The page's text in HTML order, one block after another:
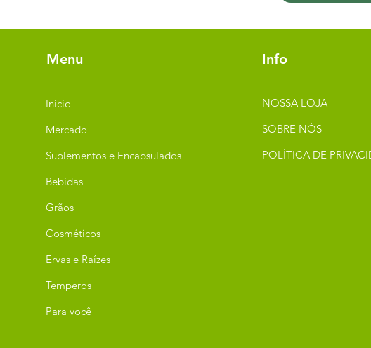
Menu
Início
Mercado
Suplementos e Encapsulados
Bebidas
Grãos
Cosméticos
Ervas e Raízes
Temperos
Para você
Info
NOSSA LOJA
SOBRE NÓS
POLÍTICA DE